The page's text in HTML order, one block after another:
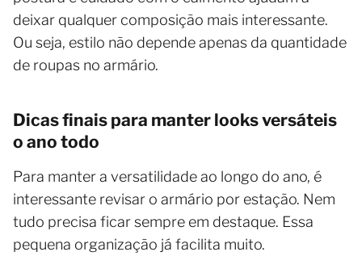
deixar qualquer composição mais interessante.
Ou seja, estilo não depende apenas da quantidade
de roupas no armário.
Dicas finais para manter looks versáteis
o ano todo
Para manter a versatilidade ao longo do ano, é
interessante revisar o armário por estação. Nem
tudo precisa ficar sempre em destaque. Essa
pequena organização já facilita muito.